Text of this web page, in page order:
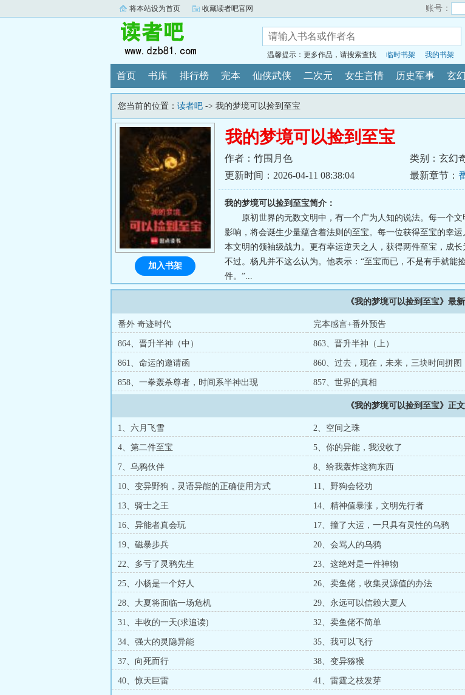
将本站设为首页 收藏读者吧官网 账号：
温馨提示：更多作品，请搜索查找 临时书架 我的书架
首页 书库 排行榜 完本 仙侠武侠 二次元 女生言情 历史军事 玄
您当前的位置： 读者吧 -> 我的梦境可以捡到至宝
我的梦境可以捡到至宝
作者：竹围月色 类别：玄幻
更新时间：2026-04-11 08:38:04
最新章节：
我的梦境可以捡到至宝简介：
原初世界的无数文明中，有一个广为人知的说法。每一个
影响，将会诞生少量蕴含着法则的至宝。每一位获得至宝的幸
本文明的领袖级战力。更有幸运逆天之人，获得两件至宝，成长
不过。杨凡并不这么认为。他表示：“至宝而已，不是有手就能
件。”...
加入书架
《我的梦境可以捡到至宝》最
番外 奇迹时代 完本感言+番外预告
864、晋升半神（中） 863、晋升半神（上）
861、命运的邀请函 860、过去，现在，未来，三块时间拼图
858、一拳轰杀尊者，时间系半神出现 857、世界的真相
《我的梦境可以捡到至宝》正
1、六月飞雪 2、空间之珠
4、第二件至宝 5、你的异能，我没收了
7、乌鸦伙伴 8、给我轰炸这狗东西
10、变异野狗，灵语异能的正确使用方式 11、野狗会轻功
13、骑士之王 14、精神值暴涨，文明先行者
16、异能者真会玩 17、撞了大运，一只具有灵性的乌鸦
19、磁暴步兵 20、会骂人的乌鸦
22、多亏了灵鸦先生 23、这绝对是一件神物
25、小杨是一个好人 26、卖鱼佬，收集灵源值的办法
28、大夏将面临一场危机 29、永远可以信赖大夏人
31、丰收的一天(求追读) 32、卖鱼佬不简单
34、强大的灵隐异能 35、我可以飞行
37、向死而行 38、变异猕猴
40、惊天巨雷 41、雷霆之枝发芽